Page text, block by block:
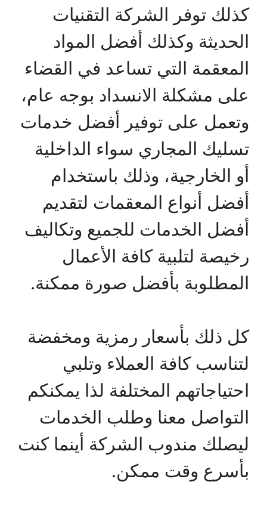
كذلك توفر الشركة التقنيات
الحديثة وكذلك أفضل المواد
المعقمة التي تساعد في القضاء
على مشكلة الانسداد بوجه عام،
وتعمل على توفير أفضل خدمات
تسليك المجاري سواء الداخلية
أو الخارجية، وذلك باستخدام
أفضل أنواع المعقمات لتقديم
أفضل الخدمات للجميع وتكاليف
رخيصة لتلبية كافة الأعمال
المطلوبة بأفضل صورة ممكنة.
كل ذلك بأسعار رمزية ومخفضة
لتناسب كافة العملاء وتلبي
احتياجاتهم المختلفة لذا يمكنكم
التواصل معنا وطلب الخدمات
ليصلك مندوب الشركة أينما كنت
بأسرع وقت ممكن.